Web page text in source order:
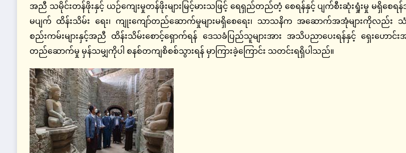
အညီ သမိုင်းတန်ဖိုးနှင့် ယဉ်ကျေးမှုတန်ဖိုးများမြင့်မားသဖြင့် ရေရှည်တည်တံ့ စေရန်နှင့် ပျက်စီးဆုံးရှုံးမှု မရှိ
မပျက် ထိန်းသိမ်း ရေး၊ ကျုးကျော်တည်ဆောက်မှုများမရှိစေရေး၊ သာသနိက အဆောက်အအုံများကိုလည်
စည်းကမ်းများနှင့်အညီ ထိန်းသိမ်းစောင့်ရှောက်ရန် ဒေသခံပြည်သူများအား အသိပညာပေးရန်နှင့် ရှေ
တည်ဆောက်မှု မှန်သမျှကိုပါ စနစ်တကျစိစစ်သွားရန် မှာကြားခဲ့ကြောင်း သတင်းရရှိပါသည်။